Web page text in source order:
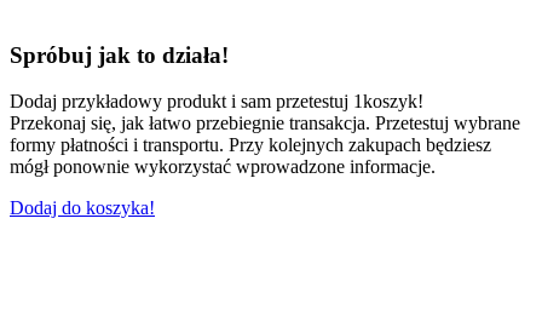
Spróbuj jak to działa!
Dodaj przykładowy produkt i sam przetestuj 1koszyk!
Przekonaj się, jak łatwo przebiegnie transakcja. Przetestuj wybrane
formy płatności i transportu. Przy kolejnych zakupach będziesz
mógł ponownie wykorzystać wprowadzone informacje.
Dodaj do koszyka!